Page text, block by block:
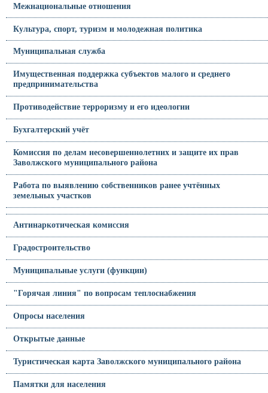
Межнациональные отношения
Культура, спорт, туризм и молодежная политика
Муниципальная служба
Имущественная поддержка субъектов малого и среднего
предпринимательства
Противодействие терроризму и его идеологии
Бухгалтерский учёт
Комиссия по делам несовершеннолетних и защите их прав
Заволжского муниципального района
Работа по выявлению собственников ранее учтённых
земельных участков
Антинаркотическая комиссия
Градостроительство
Муниципальные услуги (функции)
"Горячая линия" по вопросам теплоснабжения
Опросы населения
Открытые данные
Туристическая карта Заволжского муниципального района
Памятки для населения